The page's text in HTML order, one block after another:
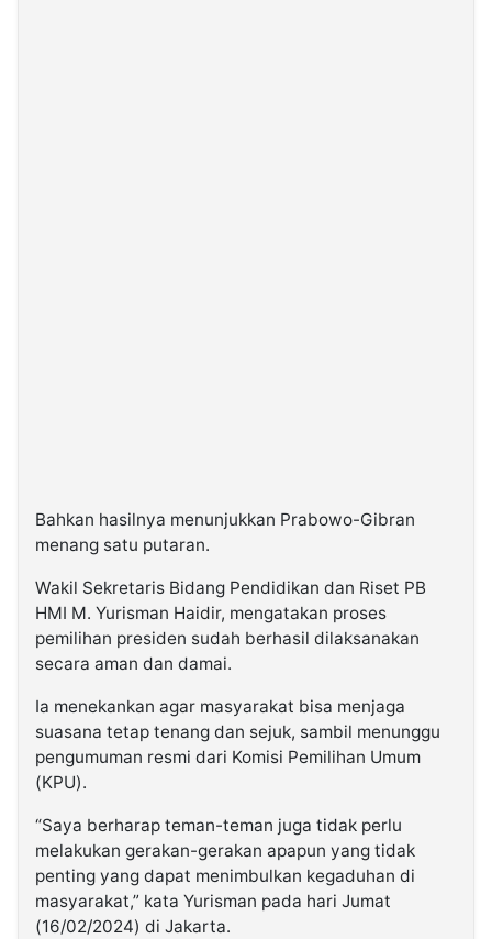
Bahkan hasilnya menunjukkan Prabowo-Gibran
menang satu putaran.
Wakil Sekretaris Bidang Pendidikan dan Riset PB
HMI M. Yurisman Haidir, mengatakan proses
pemilihan presiden sudah berhasil dilaksanakan
secara aman dan damai.
Ia menekankan agar masyarakat bisa menjaga
suasana tetap tenang dan sejuk, sambil menunggu
pengumuman resmi dari Komisi Pemilihan Umum
(KPU).
“Saya berharap teman-teman juga tidak perlu
melakukan gerakan-gerakan apapun yang tidak
penting yang dapat menimbulkan kegaduhan di
masyarakat,” kata Yurisman pada hari Jumat
(16/02/2024) di Jakarta.